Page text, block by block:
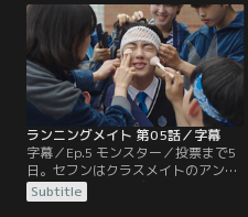
のは、セフンの親友ジフンだった。
複雑な思いを抱えながらも、両陣営
の選挙準備は急ピッチで進んでい
く。
ランニングメイト 第05話／字幕
字幕／Ep.5 モンスター／投票まで5
日。セフンはクラスメイトのアン・
テオから、ウォンデが書いた“ある
メモ”の存在を知らされる。わかり
Subtitle